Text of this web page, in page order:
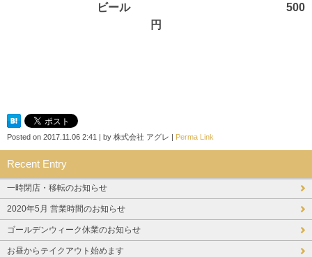
ビール 500
円
Posted on 2017.11.06 2:41 by 株式会社 アグレ Perma Link
Recent Entry
一時閉店・移転のお知らせ
2020年5月 営業時間のお知らせ
ゴールデンウィーク休業のお知らせ
お昼からテイクアウト始めます